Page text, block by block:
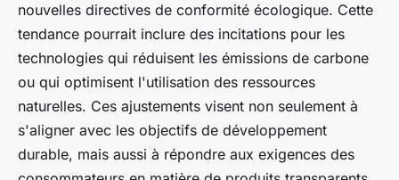
nouvelles directives de conformité écologique. Cette
tendance pourrait inclure des incitations pour les
technologies qui réduisent les émissions de carbone
ou qui optimisent l'utilisation des ressources
naturelles. Ces ajustements visent non seulement à
s'aligner avec les objectifs de développement
durable, mais aussi à répondre aux exigences des